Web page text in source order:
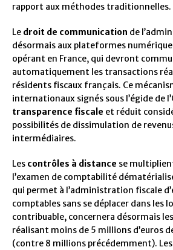
rapport aux méthodes traditionnelles.
Le droit de communication de
désormais aux plateformes
opérant en France, qui devront
automatiquement les transactions
résidents fiscaux français. Ce
internationaux signés sous l’égide de
transparence fiscale et réduit
possibilités de dissimulation de
intermédiaires.
Les contrôles à distance se
l’examen de comptabilité
qui permet à l’administration fiscale
comptables sans se déplacer dans les
contribuable, concernera désormais
réalisant moins de 5 millions d’euros
(contre 8 millions précédemment).